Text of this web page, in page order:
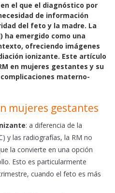
el que el diagnóstico por
de información
del feto y la madre. La
ha emergido como una
ofreciendo imágenes
ionizante. Este artículo
en mujeres gestantes y su
materno-
mujeres gestantes
: a diferencia de la
y las radiografías, la RM no
la convierte en una opción
Esto es particularmente
cuando el feto es más